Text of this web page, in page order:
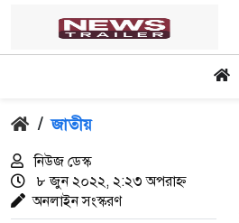
/ জাতীয়
নিউজ ডেস্ক
৮ জুন ২০২২, ২:২৩ অপরাহ্ন
অনলাইন সংস্করণ